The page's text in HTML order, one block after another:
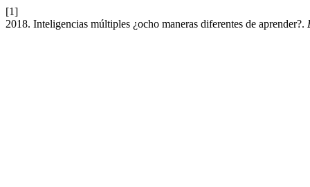
[1]
2018. Inteligencias múltiples ¿ocho maneras diferentes de aprender?.